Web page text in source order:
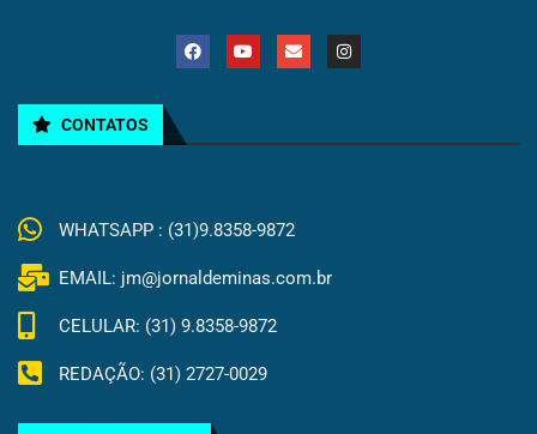
CONTATOS
WHATSAPP : (31)9.8358-9872
EMAIL: jm@jornaldeminas.com.br
CELULAR: (31) 9.8358-9872
REDAÇÃO: (31) 2727-0029